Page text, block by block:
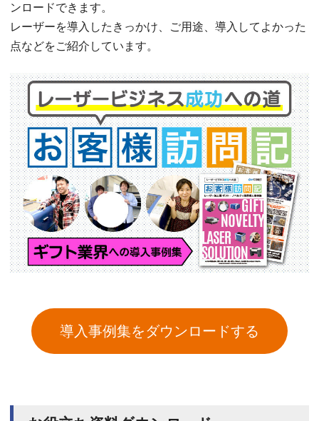
ンロードできます。
レーザーを導入したきっかけ、ご用途、導入してよかった
点などをご紹介しています。
導入事例集をダウンロードする